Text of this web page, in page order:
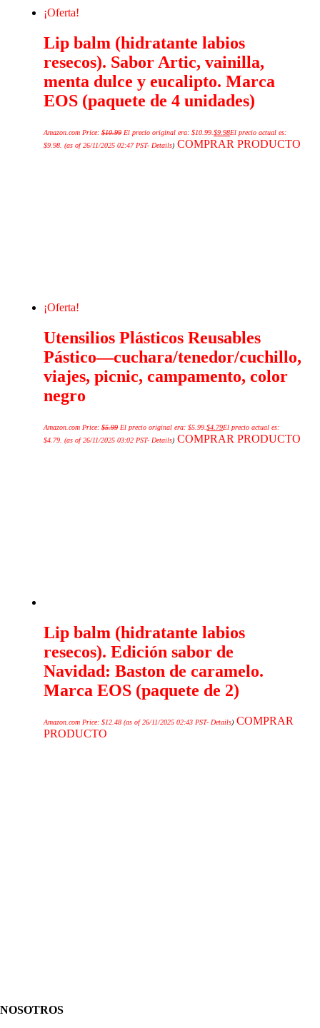
¡Oferta!
Lip balm (hidratante labios
resecos). Sabor Artic, vainilla,
menta dulce y eucalipto. Marca
EOS (paquete de 4 unidades)
Amazon.com Price:$10.99 El precio original era: $10.99.$9.98El precio actual es:
$9.98. (as of 26/11/2025 02:47 PST- Details) COMPRAR PRODUCTO
¡Oferta!
Utensilios Plásticos Reusables
Pástico—cuchara/tenedor/cuchillo,
viajes, picnic, campamento, color
negro
Amazon.com Price:$5.99 El precio original era: $5.99.$4.79El precio actual es:
$4.79. (as of 26/11/2025 03:02 PST- Details) COMPRAR PRODUCTO
Lip balm (hidratante labios
resecos). Edición sabor de
Navidad: Baston de caramelo.
Marca EOS (paquete de 2)
Amazon.com Price:$12.48 (as of 26/11/2025 02:43 PST- Details) COMPRAR
PRODUCTO
NOSOTROS